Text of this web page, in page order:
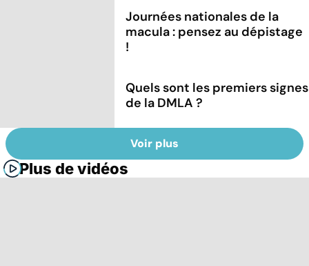
Journées nationales de la
macula : pensez au dépistage
!
Quels sont les premiers signes
de la DMLA ?
Voir plus
Plus de vidéos